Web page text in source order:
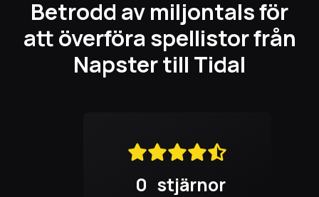
Betrodd av miljontals för
att överföra spellistor från
Napster till Tidal
0 stjärnor